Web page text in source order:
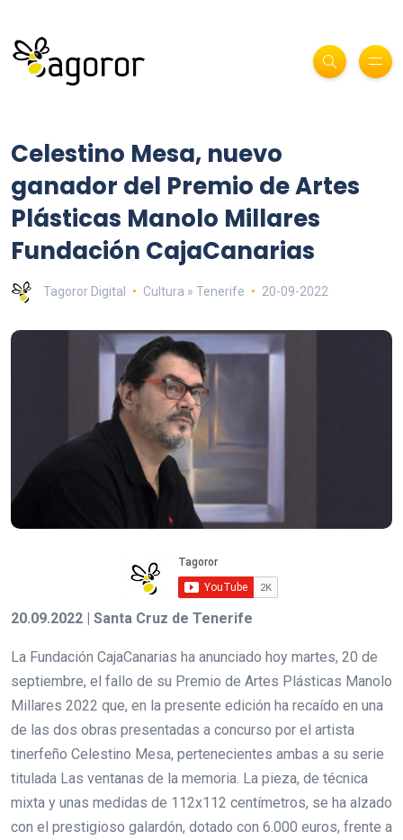
Celestino Mesa, nuevo
ganador del Premio de Artes
Plásticas Manolo Millares
Fundación CajaCanarias
Tagoror Digital Cultura » Tenerife 20-09-2022
20.09.2022 | Santa Cruz de Tenerife
La Fundación CajaCanarias ha anunciado hoy martes, 20 de
septiembre, el fallo de su Premio de Artes Plásticas Manolo
Millares 2022 que, en la presente edición ha recaído en una
de las dos obras presentadas a concurso por el artista
tinerfeño Celestino Mesa, pertenecientes ambas a su serie
titulada Las ventanas de la memoria. La pieza, de técnica
mixta y unas medidas de 112x112 centímetros, se ha alzado
con el prestigioso galardón, dotado con 6.000 euros, frente a